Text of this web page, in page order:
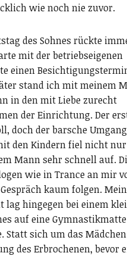
wie noch nie zuvor.
des Sohnes rückte
mit der betriebseigenen
einen
stand ich mit meinem
in den mit Liebe zurecht
der Einrichtung. Der
doch der barsche
den Kindern fiel nicht
Mann sehr schnell auf.
wie in Trance an mir
kaum folgen.
lag hingegen bei einem
auf eine Gymnastikmatte
Statt sich um das
des Erbrochenen, bevor